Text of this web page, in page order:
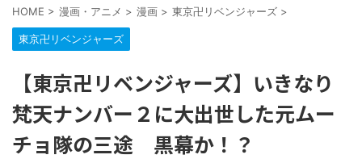
【遊戯王】いつ見ても覚醒だけ地属性との関連が意味不明だ
な…
「洋画に日本版主題歌は必要か?」論争
【ギャルゲ】「千恋*万花」のアニメ化決定でKOTOKOが主
題歌歌うよ！
【R-18】真・女神転生 Road to the Transcendence【二次
創作】 第２０話
北原ももさんの挑発!!!
HOME > 漫画・アニメ > 漫画 > 東京卍リベンジャーズ >
東京卍リベンジャーズ
【東京卍リベンジャーズ】いきなり
梵天ナンバー２に大出世した元ムー
チョ隊の三途 黒幕か！？